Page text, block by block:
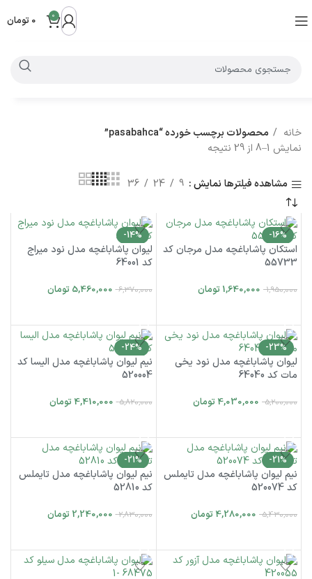
0
0 تومان
خانه
محصولات برچسب خورده “pasabahca”
نمایش 1–8 از 29 نتیجه
مشاهده فیلترها نمایش 9
24
36
-16%
استکان پاشاباغچه مدل مرجان کد
55733
1,950,000
1,640,000 تومان
-14%
لیوان پاشاباغچه مدل نود میراج
کد 64001
6,370,000
5,460,000 تومان
-23%
لیوان پاشاباغچه مدل نود یخی
مات کد 64040
5,200,000
4,030,000 تومان
-24%
نیم لیوان پاشاباغچه مدل الیسا کد
520004
5,820,000
4,410,000 تومان
-21%
نیم لیوان پاشاباغچه مدل تایملس
کد 520074
5,430,000
4,280,000 تومان
-21%
نیم لیوان پاشاباغچه مدل تایملس
کد 52810
2,830,000
2,240,000 تومان